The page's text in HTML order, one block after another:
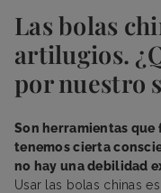
Las bolas
artilugios.
por nuestro
Son herramientas
tenemos cierta
no hay una debilidad
Usar las bolas chinas